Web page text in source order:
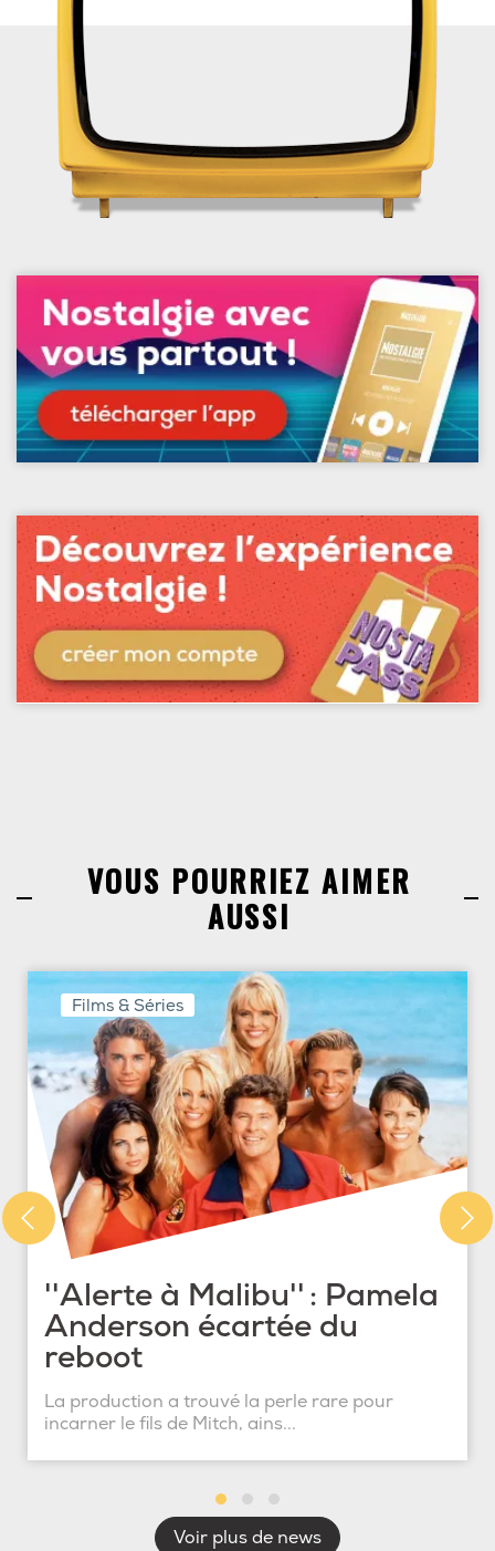
VOUS POURRIEZ AIMER
AUSSI
Films & Séries
''Alerte à Malibu'' : Pamela
Anderson écartée du
reboot
La production a trouvé la perle rare pour
incarner le fils de Mitch, ains...
Voir plus de news